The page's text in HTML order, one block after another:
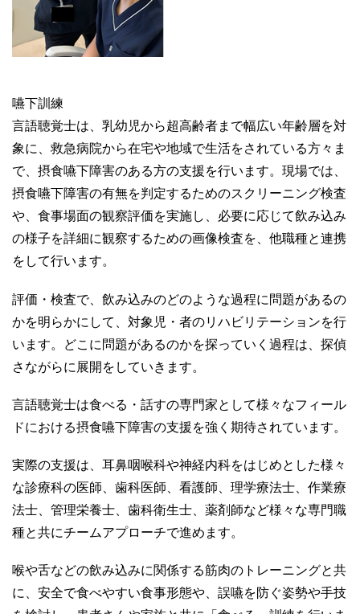
嚥下訓練
言語聴覚士は、乳幼児から超高齢者まで幅広い年齢層を対
象に、救急病院から在宅や地域で生活をされている方々ま
で、摂食嚥下障害のある方の支援を行います。現場では、
摂食嚥下障害の有無を判定するためのスクリーニング検査
や、食事場面の観察評価を実施し、必要に応じて飲み込み
の様子を詳細に観察するための画像検査を、他職種と連携
をして行います。
評価・検査で、飲み込みのどのような過程に問題があるの
かを明らかにして、対象児・者のリハビリテーションを行
います。どこに問題があるのかを探っていく過程は、探偵
さながらに展開をしていきます。
言語聴覚士は食べる・話すの専門家として様々なフィール
ドにおける摂食嚥下障害の支援を強く期待されています。
実際の支援は、耳鼻咽喉科や神経内科をはじめとした様々
な診療科の医師、歯科医師、看護師、理学療法士、作業療
法士、管理栄養士、歯科衛生士、薬剤師など様々な専門職
種と共にチームアプローチで進めます。
喉や舌などの飲み込みに関係する筋肉のトレーニングと共
に、安全で食べやすい食事形態や、誤嚥を防ぐ姿勢や手技